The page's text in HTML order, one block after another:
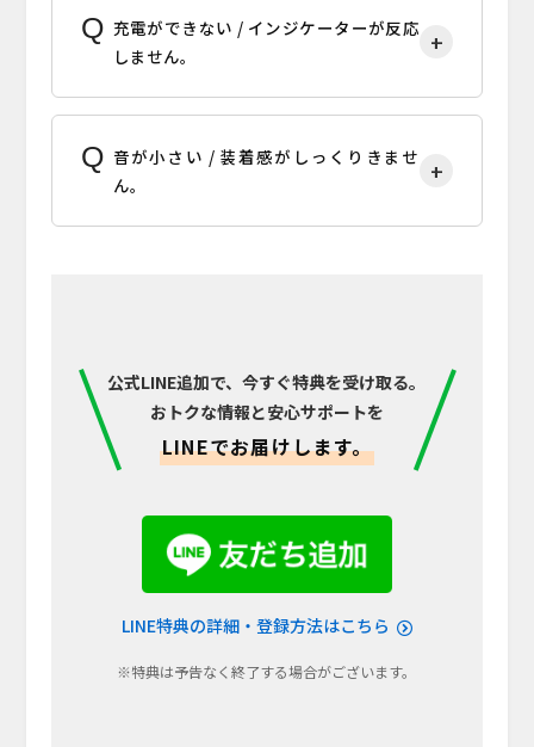
充電ができない / インジケーターが反応
しません。
音が小さい / 装着感がしっくりきませ
ん。
公式LINE追加で、今すぐ特典を受け取る。
おトクな情報と安心サポートを
LINEでお届けします。
LINE特典の詳細・登録方法はこちら
※特典は予告なく終了する場合がございます。